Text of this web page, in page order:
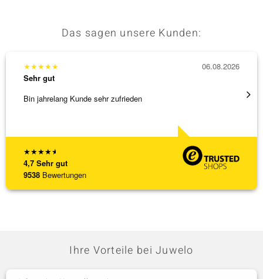
Das sagen unsere Kunden:
★★★★★
4,7 Sehr gut
9538 Bewertungen
★★★★★
Sehr gut
Bin jahrelang Kunde sehr zufrieden
06.08.2026
Ihre Vorteile bei Juwelo